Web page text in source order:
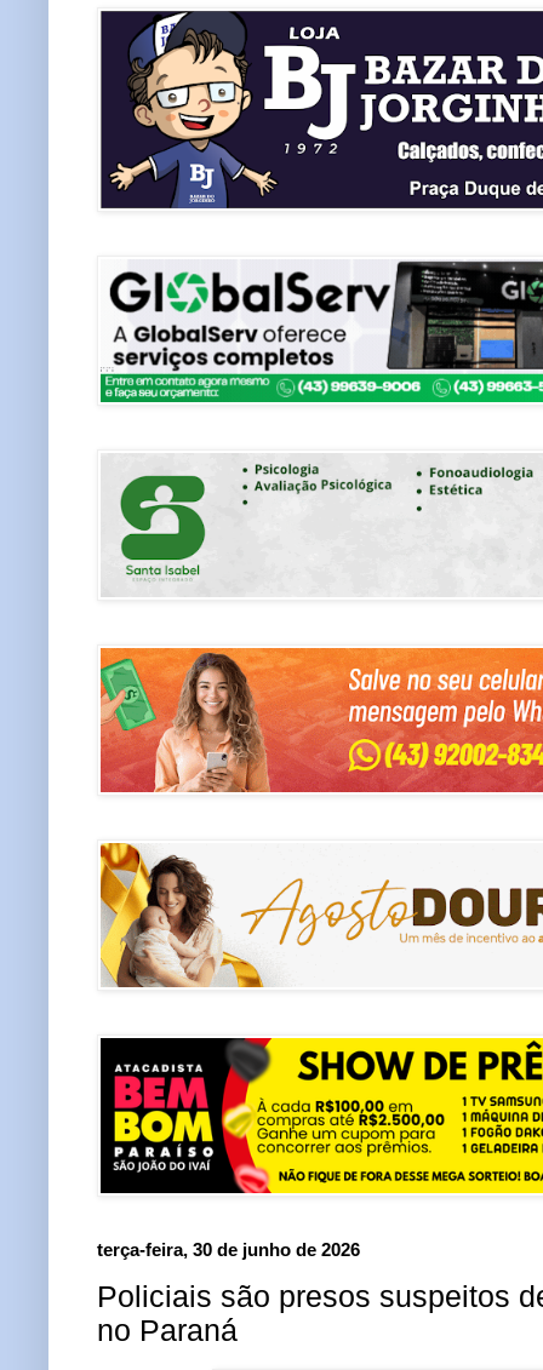
terça-feira, 30 de junho de 2026
Policiais são presos suspeitos
no Paraná